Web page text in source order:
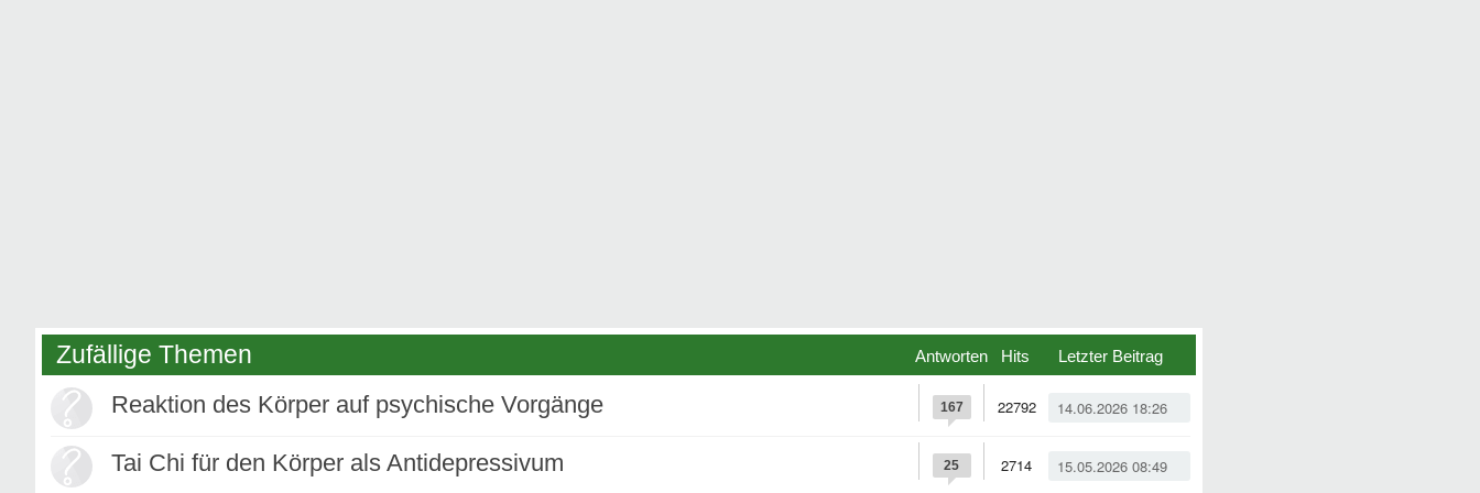
Zufällige Themen Hits
Antworten Letzter Beitrag
Reaktion des Körper auf psychische Vorgänge 14.06.2026 18:26
22792
167
Tai Chi für den Körper als Antidepressivum 15.05.2026 08:49
2714
25